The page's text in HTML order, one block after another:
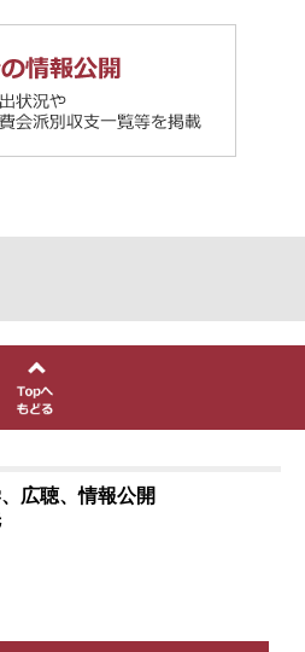
広聴、情報公開